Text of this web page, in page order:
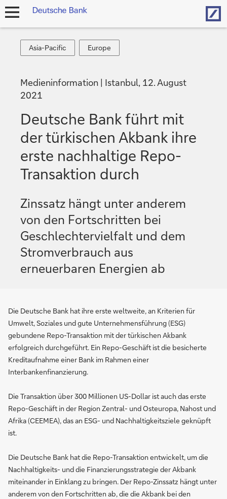
Navigation
Asia-
Pacific
Asia-Pacific
Europe
Europe
Medieninformation Istanbul, 12. August
2021
Deutsche Bank führt mit
der türkischen Akbank ihre
erste nachhaltige Repo-
Transaktion durch
Zinssatz hängt unter anderem
von den Fortschritten bei
Geschlechtervielfalt und dem
Stromverbrauch aus
erneuerbaren Energien ab
Die Deutsche Bank hat ihre erste weltweite, an Kriterien für
Umwelt, Soziales und gute Unternehmensführung (ESG)
gebundene Repo-Transaktion mit der türkischen Akbank
erfolgreich durchgeführt. Ein Repo-Geschäft ist die besicherte
Kreditaufnahme einer Bank im Rahmen einer
Interbankenfinanzierung.
Die Transaktion über 300 Millionen US-Dollar ist auch das erste
Repo-Geschäft in der Region Zentral- und Osteuropa, Nahost und
Afrika (CEEMEA), das an ESG- und Nachhaltigkeitsziele geknüpft
ist.
Die Deutsche Bank hat die Repo-Transaktion entwickelt, um die
Nachhaltigkeits- und die Finanzierungsstrategie der Akbank
miteinander in Einklang zu bringen. Der Repo-Zinssatz hängt unter
anderem von den Fortschritten ab, die die Akbank bei den